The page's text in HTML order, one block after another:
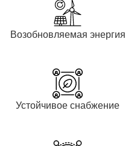
Возобновляемая энергия
Устойчивое снабжение